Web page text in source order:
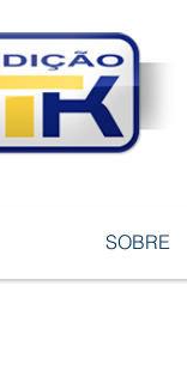
SOBRE